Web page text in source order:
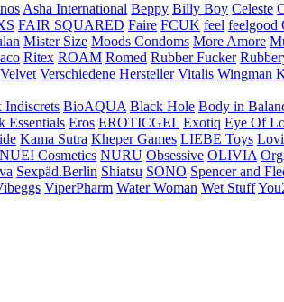
Asha International Beppy Billy Boy Celeste
FAIR SQUARED Faire FCUK feel feelgood
Mister Size Moods Condoms More Amore
Ritex ROAM Romed Rubber Fucker
Velvet Verschiedene Hersteller Vitalis Wingman
BioAQUA Black Hole Body in
Essentials Eros EROTICGEL Exotiq Eye Of
Kama Sutra Kheper Games LIEBE Toys
NUEI Cosmetics NURU Obsessive OLIVIA
Sexpäd.Berlin Shiatsu SONO Spencer and
ViperPharm Water Woman Wet Stuff